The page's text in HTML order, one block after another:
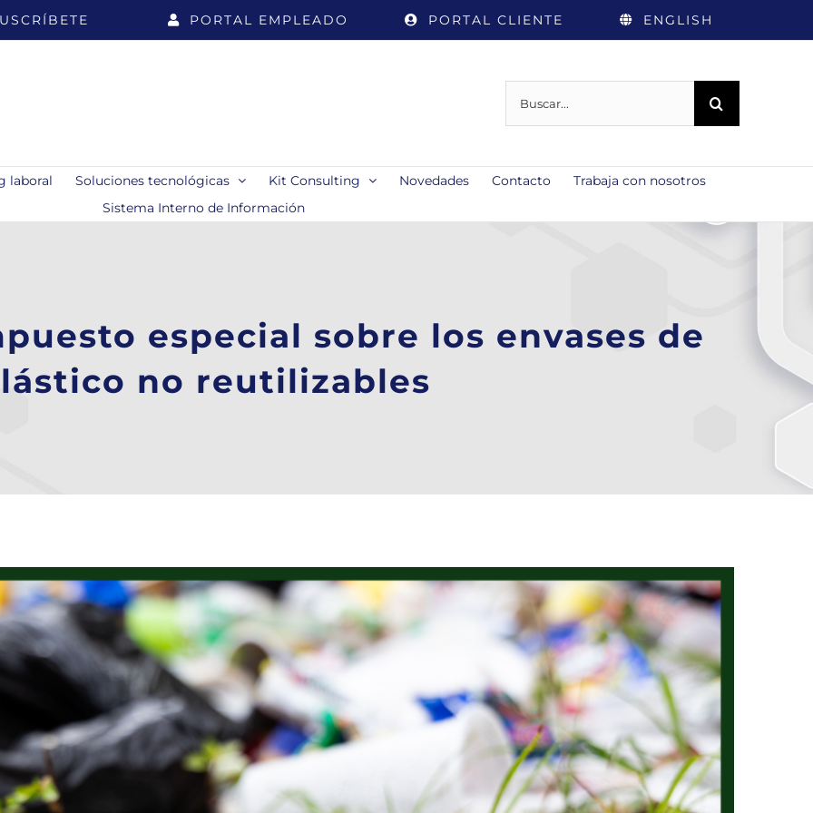
PORTAL EMPLEADO PORTAL CLIENTE ENGLISH
laboral Soluciones tecnológicas Kit Consulting Novedades Contacto
Trabaja con nosotros
Sistema Interno de Información
especial sobre los envases de
no reutilizables